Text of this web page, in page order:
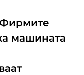
машината